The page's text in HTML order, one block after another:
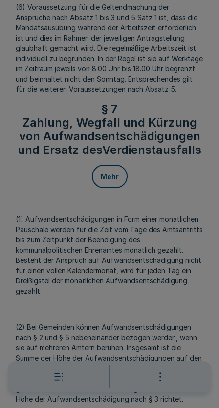
(6) Voraussetzung für die Geltendmachung der
Ansprüche nach Absatz 1 bis 3 und 5 Satz 1 ist, dass die
Mandatsausübung während der Arbeitszeit erforderlich
ist und dies im Rahmen der jeweiligen Antragstellung
glaubhaft gemacht wird. Die regelmäßige Arbeitszeit ist
individuell zu begründen. In der Regel ist sie auf Werktage
im Zeitraum jeweils von 8.00 Uhr bis 18.00 Uhr begrenzt
und beinhaltet nicht den Sonntag. Entsprechendes gilt
für die weiteren Voraussetzungen nach Absatz 5.
§ 7
Zahlung, Wegfall und Kürzung
von Aufwandsentschädigungen
und Ersatz desVerdienstausfalls
Mehr
(1) Aufwandsentschädigungen in Form einer monatlichen
Pauschale werden für die Zeit vom Tage des Amtsantritts
bis zum Zeitpunkt der Beendigung des
kommunalpolitischen Ehrenamtes monatlich gezahlt.
Besteht der Anspruch auf Aufwandsentschädigung nicht
für einen vollen Kalendermonat, wird für jeden Tag ein
Dreißigstel der monatlichen Aufwandsentschädigung
gezahlt.
(2) Bei Gemeinden können Aufwandsentschädigungen
nach § 2 und § 5 nebeneinander bezogen werden, wenn
sie auf mehreren Ämtern beruhen. Insgesamt ist die
Summe der Höhe der Aufwandsentschädigungen auf den
Aufwandsentschädigung nach § 2 begrenzt. Für Kreise
gelten die Sätze 1 und 2 mit der Maßgabe, dass sich die
Höhe der Aufwandsentschädigung nach § 3 richtet.